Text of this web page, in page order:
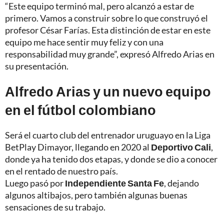
“Este equipo terminó mal, pero alcanzó a estar de
primero. Vamos a construir sobre lo que construyó el
profesor César Farías. Esta distinción de estar en este
equipo me hace sentir muy feliz y con una
responsabilidad muy grande”, expresó Alfredo Arias en
su presentación.
Alfredo Arias y un nuevo equipo
en el fútbol colombiano
Será el cuarto club del entrenador uruguayo en la Liga
BetPlay Dimayor, llegando en 2020 al Deportivo Cali,
donde ya ha tenido dos etapas, y donde se dio a conocer
en el rentado de nuestro país.
Luego pasó porIndependiente Santa Fe, dejando
algunos altibajos, pero también algunas buenas
sensaciones de su trabajo.